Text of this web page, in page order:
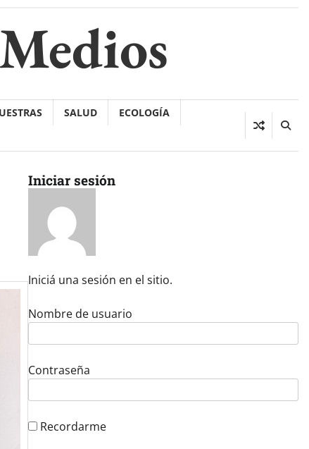
SALUD
ECOLOGÍA
Iniciar sesión
Iniciá una sesión en el sitio.
Nombre de usuario
Contraseña
Recordarme